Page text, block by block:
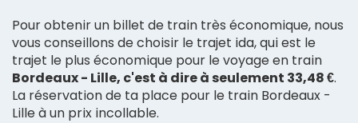
Pour obtenir un billet de train très économique, nous
vous conseillons de choisir le trajet ida, qui est le
trajet le plus économique pour le voyage en train
Bordeaux - Lille, c'est à dire à seulement 33,48 €.
La réservation de ta place pour le train Bordeaux -
Lille à un prix incollable.